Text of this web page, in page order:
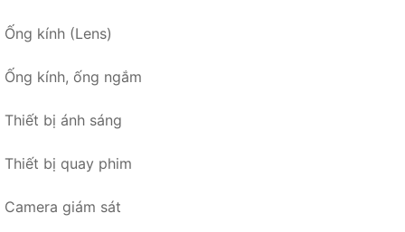
Ống kính (Lens)
Ống kính, ống ngắm
Thiết bị ánh sáng
Thiết bị quay phim
Camera giám sát